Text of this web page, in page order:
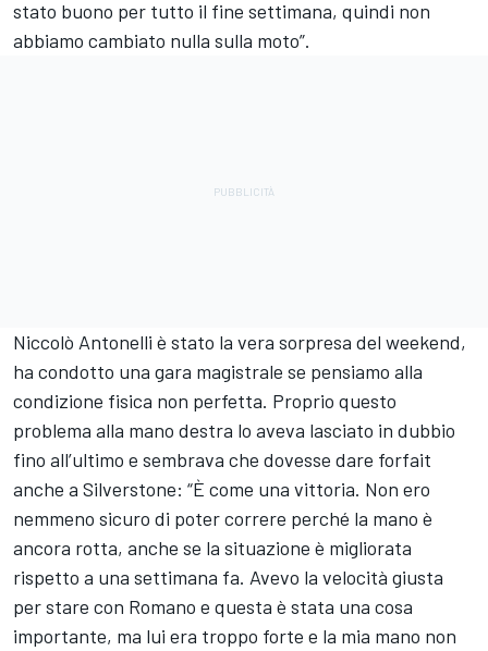
stato buono per tutto il fine settimana, quindi non
abbiamo cambiato nulla sulla moto”.
Niccolò Antonelli è stato la vera sorpresa del weekend,
ha condotto una gara magistrale se pensiamo alla
condizione fisica non perfetta. Proprio questo
problema alla mano destra lo aveva lasciato in dubbio
fino all’ultimo e sembrava che dovesse dare forfait
anche a Silverstone: “È come una vittoria. Non ero
nemmeno sicuro di poter correre perché la mano è
ancora rotta, anche se la situazione è migliorata
rispetto a una settimana fa. Avevo la velocità giusta
per stare con Romano e questa è stata una cosa
importante, ma lui era troppo forte e la mia mano non